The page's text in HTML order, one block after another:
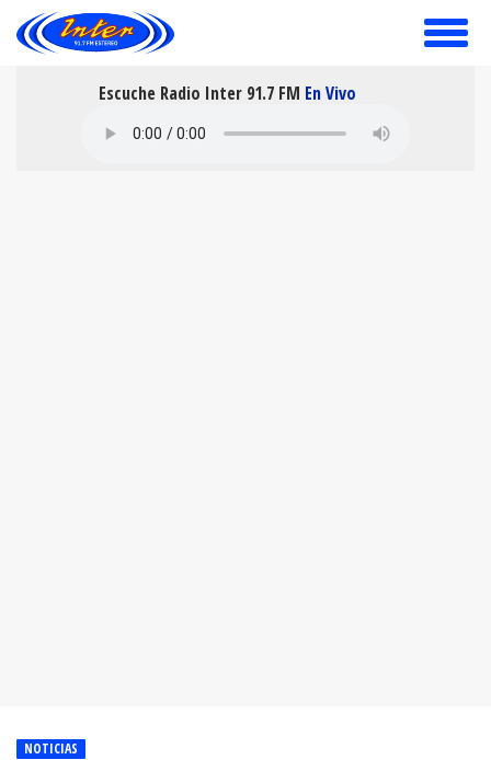
toggle
Escuche Radio Inter 91.7 FM En Vivo
NOTICIAS